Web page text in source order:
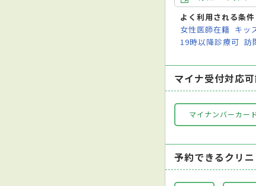
よく利用される条件
女性医師在籍 キッ
19時以降診療可 訪
マイナ受付対応
マイナンバーカー
予約できるクリ